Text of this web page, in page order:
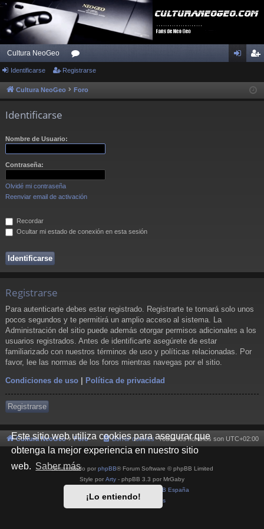
Este sitio web utiliza cookies para asegurar que
obtenga la mejor experiencia en nuestro sitio
web. Saber más
¡Lo entiendo!
Cultura NeoGeo
or
os ist
Identificarse Registrarse
Cultura NeoGeo Foro
Identificarse
Nombre de Usuario:
Contraseña:
Olvidé mi contraseña
Reenviar email de activación
Recordar
Ocultar mi estado de conexión en esta sesión
Registrarse
Para autenticarte debes estar registrado. Registrarte te tomará solo unos
pocos segundos y te permitirá un amplio acceso al sistema. La
Administración del sitio puede además otorgar permisos adicionales a los
usuarios registrados. Antes de identificarte asegúrete de estar
familiarizado con nuestros términos de uso y políticas relacionadas. Por
favor, lee las normas de los foros mientras navegas por el sitio.
Condiciones de uso Política de privacidad
Registrarse
Cultura NeoGeo Foro Todos los horarios son UTC+02:00
Borrar cookies
Desarrollado por phpBB® Forum Software © phpBB Limited
Style por Arty - phpBB 3.3 por MrGaby
phpBB España
Privacidad|Condiciones